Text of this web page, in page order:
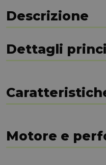
Descrizione
Dettagli
Motore e